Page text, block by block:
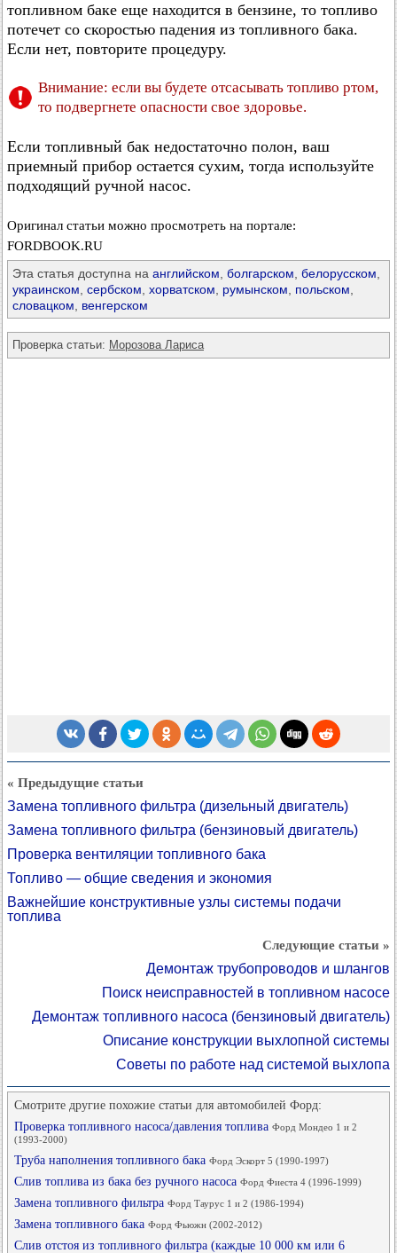
топливном баке еще находится в бензине, то топливо
потечет со скоростью падения из топливного бака.
Если нет, повторите процедуру.
Внимание: если вы будете отсасывать топливо ртом,
то подвергнете опасности свое здоровье.
Если топливный бак недостаточно полон, ваш
приемный прибор остается сухим, тогда используйте
подходящий ручной насос.
Оригинал статьи можно просмотреть на портале:
FORDBOOK.RU
Эта статья доступна на английском болгарском белорусском
украинском сербском хорватском румынском польском
словацком
венгерском
Проверка статьи: Морозова Лариса
« Предыдущие статьи
Замена топливного фильтра (дизельный двигатель)
Замена топливного фильтра (бензиновый двигатель)
Проверка вентиляции топливного бака
Топливо — общие сведения и экономия
Важнейшие конструктивные узлы системы подачи
топлива
Следующие статьи »
Демонтаж трубопроводов и шлангов
Поиск неисправностей в топливном насосе
Демонтаж топливного насоса (бензиновый двигатель)
Описание конструкции выхлопной системы
Советы по работе над системой выхлопа
Смотрите другие похожие статьи для автомобилей Форд:
Проверка топливного насоса/давления топлива Форд Мондео 1 и 2
(1993-2000)
Труба наполнения топливного бака Форд Эскорт 5 (1990-1997)
Слив топлива из бака без ручного насоса Форд Фиеста 4 (1996-1999)
Замена топливного фильтра Форд Таурус 1 и 2 (1986-1994)
Замена топливного бака Форд Фьюжн (2002-2012)
Слив отстоя из топливного фильтра (каждые 10 000 км или 6